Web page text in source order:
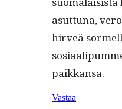
asut­tuna,
hirveä
paikkansa.
Vastaa